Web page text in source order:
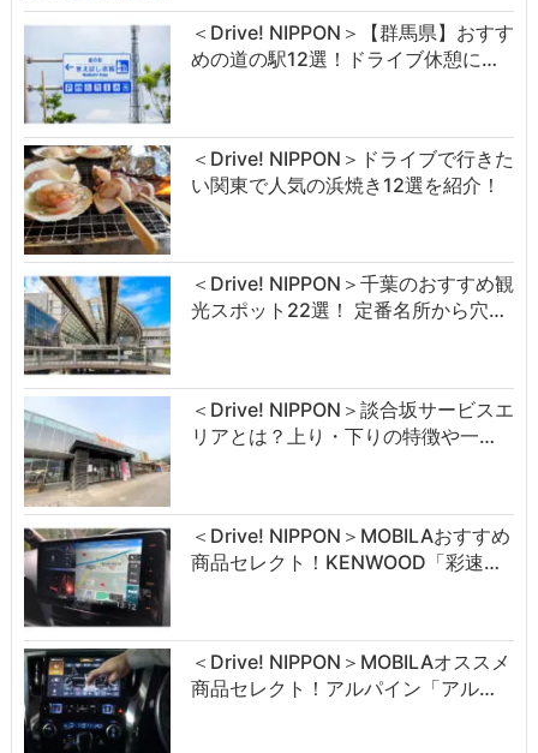
＜Drive! NIPPON＞【群馬県】おすす
めの道の駅12選！ドライブ休憩に…
＜Drive! NIPPON＞ドライブで行きた
い関東で人気の浜焼き12選を紹介！
＜Drive! NIPPON＞千葉のおすすめ観
光スポット22選！ 定番名所から穴…
＜Drive! NIPPON＞談合坂サービスエ
リアとは？上り・下りの特徴や一…
＜Drive! NIPPON＞MOBILAおすすめ
商品セレクト！KENWOOD「彩速…
＜Drive! NIPPON＞MOBILAオススメ
商品セレクト！アルパイン「アル…